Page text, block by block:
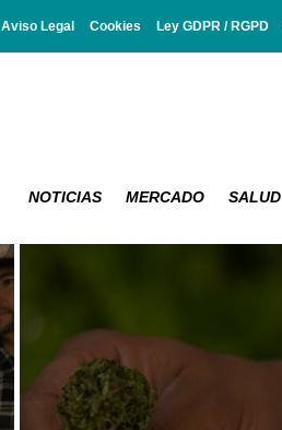
Aviso Legal Cookies Ley GDPR / RGPD
NOTICIAS MERCADO SALUD